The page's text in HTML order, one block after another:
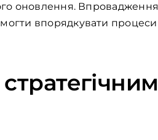
оновлення. Впровадження
впорядкувати процеси